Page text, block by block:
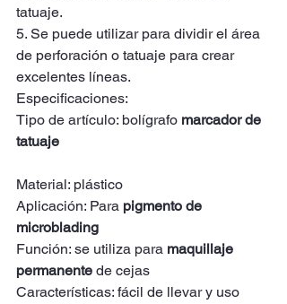
tatuaje.
5. Se puede utilizar para dividir el área
de perforación o tatuaje para crear
excelentes líneas.
Especificaciones:
Tipo de artículo: bolígrafo marcador de
tatuaje
Material: plástico
Aplicación: Para pigmento de
microblading
Función: se utiliza para maquillaje
permanente de cejas
Características: fácil de llevar y uso